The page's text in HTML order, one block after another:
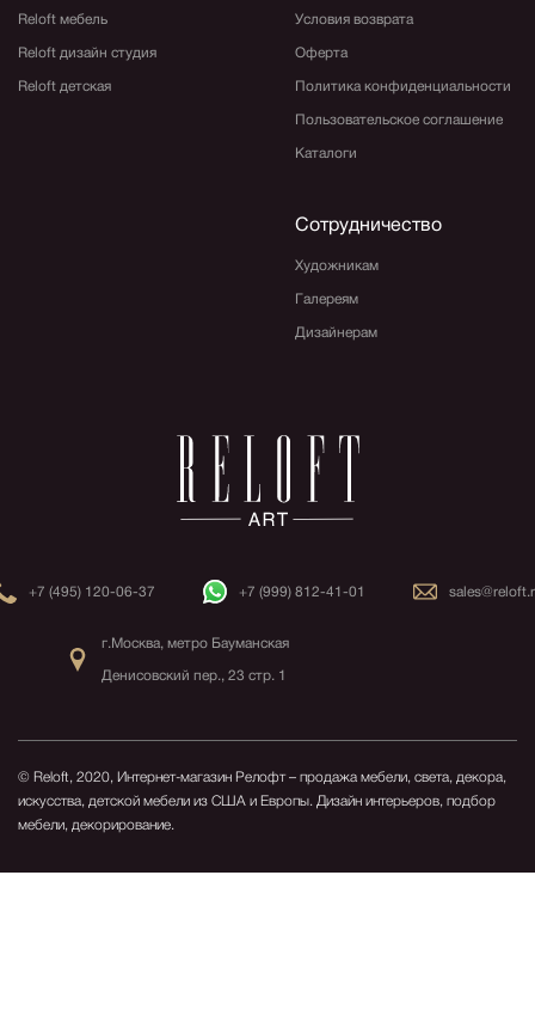
Reloft мебель
Reloft дизайн студия
Reloft детская
Условия возврата
Оферта
Политика конфиденциальности
Пользовательское соглашение
Каталоги
Сотрудничество
Художникам
Галереям
Дизайнерам
+7 (495) 120-06-37 +7 (999) 812-41-01
г.Москва, метро Бауманская
Денисовский пер., 23 стр. 1
© Reloft, 2020, Интернет-магазин Релофт – продажа мебели, света, декора,
искусства, детской мебели из США и Европы. Дизайн интерьеров, подбор
мебели, декорирование.